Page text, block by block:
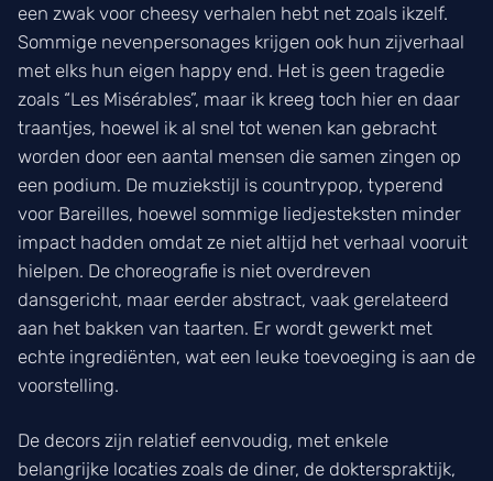
een zwak voor cheesy verhalen hebt net zoals ikzelf.
Sommige nevenpersonages krijgen ook hun zijverhaal
met elks hun eigen happy end. Het is geen tragedie
zoals “Les Misérables”, maar ik kreeg toch hier en daar
traantjes, hoewel ik al snel tot wenen kan gebracht
worden door een aantal mensen die samen zingen op
een podium. De muziekstijl is countrypop, typerend
voor Bareilles, hoewel sommige liedjesteksten minder
impact hadden omdat ze niet altijd het verhaal vooruit
hielpen. De choreografie is niet overdreven
dansgericht, maar eerder abstract, vaak gerelateerd
aan het bakken van taarten. Er wordt gewerkt met
echte ingrediënten, wat een leuke toevoeging is aan de
voorstelling.
De decors zijn relatief eenvoudig, met enkele
belangrijke locaties zoals de diner, de dokterspraktijk,